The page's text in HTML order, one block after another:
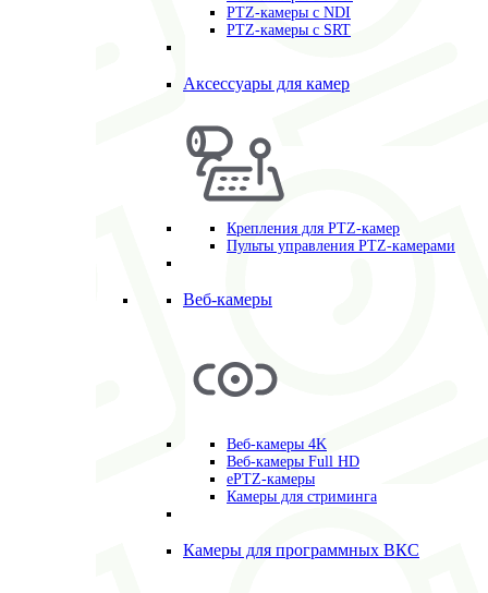
PTZ-камеры c NDI
PTZ-камеры с SRT
Аксессуары для камер
Крепления для PTZ-камер
Пульты управления PTZ-камерами
Веб-камеры
Веб-камеры 4K
Веб-камеры Full HD
ePTZ-камеры
Камеры для стриминга
Камеры для программных ВКС